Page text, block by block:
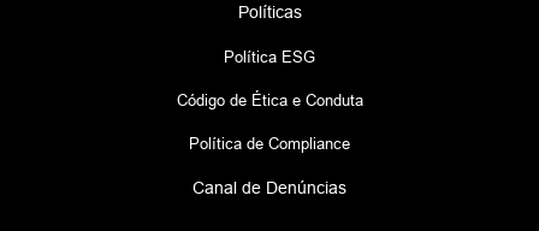
Políticas
Política ESG
Código de Ética e Conduta
Política de Compliance
Canal de Denúncias